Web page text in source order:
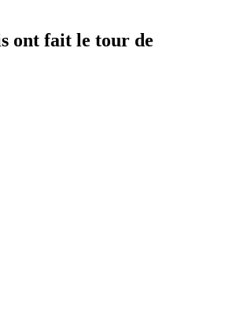
ont fait le tour de